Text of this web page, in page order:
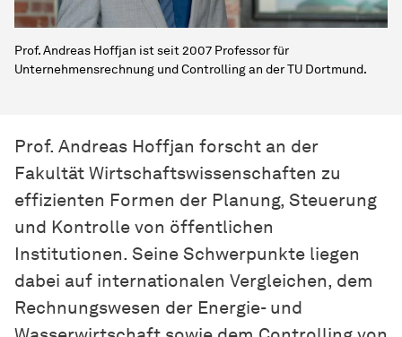
Prof. Andreas Hoffjan ist seit 2007 Professor für
Unternehmensrechnung und Controlling an der TU Dortmund.
Prof. Andreas Hoffjan forscht an der
Fakultät Wirtschaftswissenschaften zu
effizienten Formen der Planung, Steuerung
und Kontrolle von öffentlichen
Institutionen. Seine Schwerpunkte liegen
dabei auf internationalen Vergleichen, dem
Rechnungswesen der Energie- und